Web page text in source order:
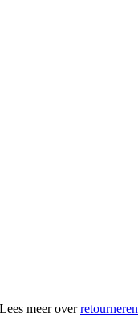
meer overretourneren